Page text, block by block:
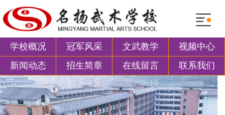
学校概况 冠军风采 文武教学
视频中心
新闻动态
招生简章 在线留言 联系我们